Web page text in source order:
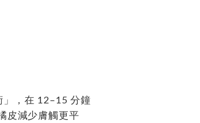
」，在 12–15 分鐘
皮減少膚觸更平